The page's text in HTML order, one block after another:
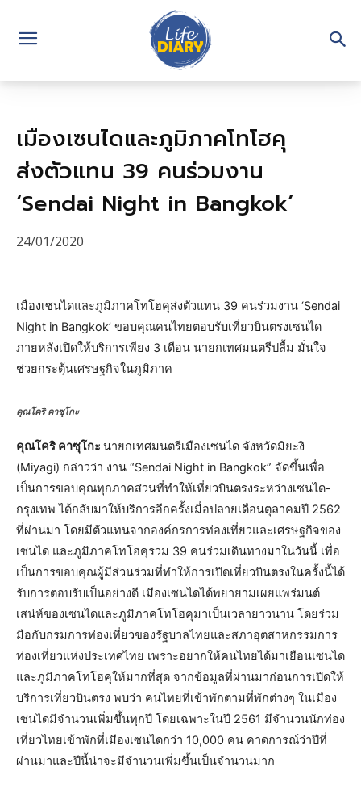
เมืองเซนไดและภูมิภาคโทโฮคุ
ส่งตัวแทน 39 คนร่วมงาน
‘Sendai Night in Bangkok’
24/01/2020
เมืองเซนไดและภูมิภาคโทโฮคุส่งตัวแทน 39 คนร่วมงาน ‘Sendai
Night in Bangkok’ ขอบคุณคนไทยตอบรับเที่ยวบินตรงเซนได
ภายหลังเปิดให้บริการเพียง 3 เดือน นายกเทศมนตรีปลื้ม มั่นใจ
ช่วยกระตุ้นเศรษฐกิจในภูมิภาค
คุณโคริ คาซุโกะ
คุณโคริ คาซุโกะ นายกเทศมนตรีเมืองเซนได จังหวัดมิยะงิ
(Miyagi) กล่าวว่า งาน “Sendai Night in Bangkok” จัดขึ้นเพื่อ
เป็นการขอบคุณทุกภาคส่วนที่ทำให้เที่ยวบินตรงระหว่างเซนได-
กรุงเทพ ได้กลับมาให้บริการอีกครั้งเมื่อปลายเดือนตุลาคมปี 2562
ที่ผ่านมา โดยมีตัวแทนจากองค์กรการท่องเที่ยวและเศรษฐกิจของ
เซนได และภูมิภาคโทโฮคุรวม 39 คนร่วมเดินทางมาในวันนี้ เพื่อ
เป็นการขอบคุณผู้มีส่วนร่วมที่ทำให้การเปิดเที่ยวบินตรงในครั้งนี้ได้
รับการตอบรับเป็นอย่างดี เมืองเซนไดได้พยายามเผยแพร่มนต์
เสน่ห์ของเซนไดและภูมิภาคโทโฮคุมาเป็นเวลายาวนาน โดยร่วม
มือกับกรมการท่องเที่ยวของรัฐบาลไทยและสภาอุตสาหกรรมการ
ท่องเที่ยวแห่งประเทศไทย เพราะอยากให้คนไทยได้มาเยือนเซนได
และภูมิภาคโทโฮคุให้มากที่สุด จากข้อมูลที่ผ่านมาก่อนการเปิดให้
บริการเที่ยวบินตรง พบว่า คนไทยที่เข้าพักตามที่พักต่างๆ ในเมือง
เซนไดมีจำนวนเพิ่มขึ้นทุกปี โดยเฉพาะในปี 2561 มีจำนวนนักท่อง
เที่ยวไทยเข้าพักที่เมืองเซนไดกว่า 10,000 คน คาดการณ์ว่าปีที่
ผ่านมาและปีนี้น่าจะมีจำนวนเพิ่มขึ้นเป็นจำนวนมาก